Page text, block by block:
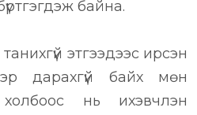
байна.
этгээдээс ирсэн
дарахгүй байх мөн
холбоос нь ихэвчлэн